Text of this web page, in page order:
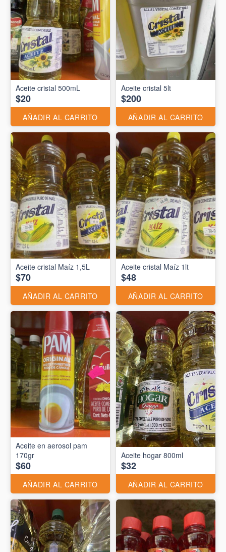
Aceite cristal 500mL
$20
AÑADIR AL CARRITO
Aceite cristal 5lt
$200
AÑADIR AL CARRITO
Aceite cristal Maíz 1,5L
$70
AÑADIR AL CARRITO
Aceite cristal Maíz 1lt
$48
AÑADIR AL CARRITO
Aceite en aerosol pam
170gr
$60
AÑADIR AL CARRITO
Aceite hogar 800ml
$32
AÑADIR AL CARRITO